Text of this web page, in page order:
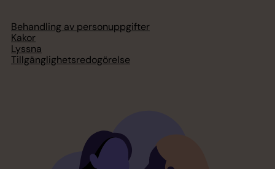
Behandling av personuppgifter
Kakor
Lyssna
Tillgänglighetsredogörelse